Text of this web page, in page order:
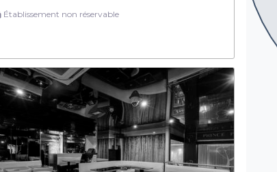
Établissement non réservable